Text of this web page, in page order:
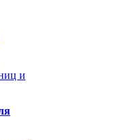
и